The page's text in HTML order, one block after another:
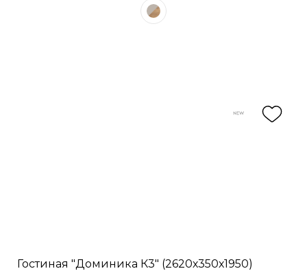
Гостиная "Доминика К3" (2620х350х1950)